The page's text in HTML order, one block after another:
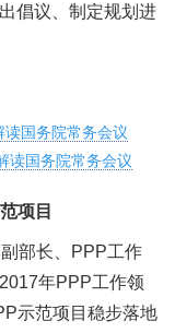
倡议、制定规划进
国务院常务会议
国务院常务会议
项目
部长、PPP工作
年PPP工作领
示范项目稳步落地